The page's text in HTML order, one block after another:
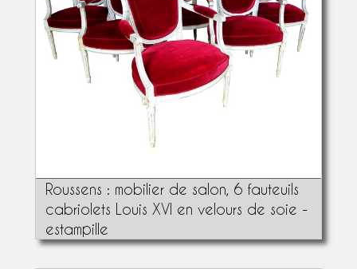
Roussens : mobilier de salon, 6 fauteuils
cabriolets Louis XVI en velours de soie -
estampille